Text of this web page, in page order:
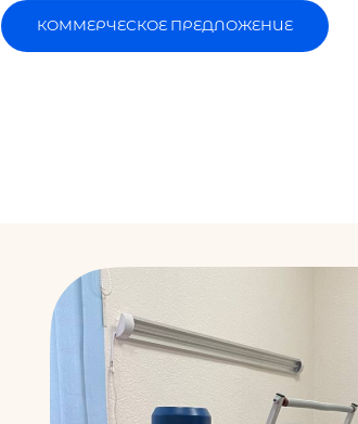
КОММЕРЧЕСКОЕ ПРЕДЛОЖЕНИЕ